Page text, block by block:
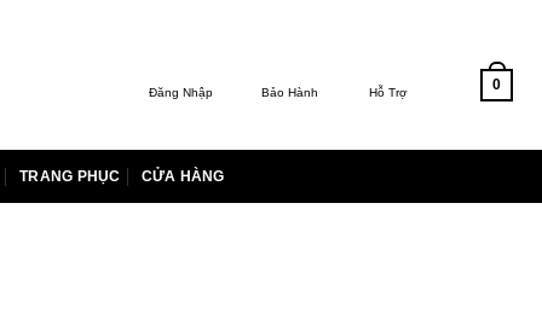
Đăng Nhập Bảo Hành Hỗ Trợ 0
TRANG PHỤC CỬA HÀNG